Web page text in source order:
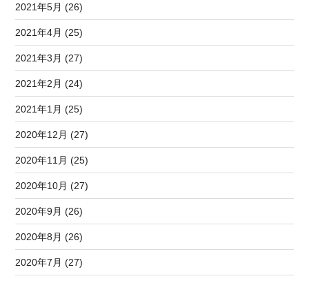
2021年5月 (26)
2021年4月 (25)
2021年3月 (27)
2021年2月 (24)
2021年1月 (25)
2020年12月 (27)
2020年11月 (25)
2020年10月 (27)
2020年9月 (26)
2020年8月 (26)
2020年7月 (27)